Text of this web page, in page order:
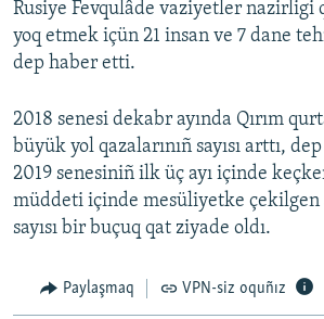
Rusiye Fevqulâde vaziyetler nazirligi
yoq etmek içün 21 insan ve 7 dane
dep haber etti.
2018 senesi dekabr ayında Qırım
büyük yol qazalarınıñ sayısı arttı,
2019 senesiniñ ilk üç ayı içinde
müddeti içinde mesüliyetke çekilgen
sayısı bir buçuq qat ziyade oldı.
Paylaşmaq VPN-siz oquñız